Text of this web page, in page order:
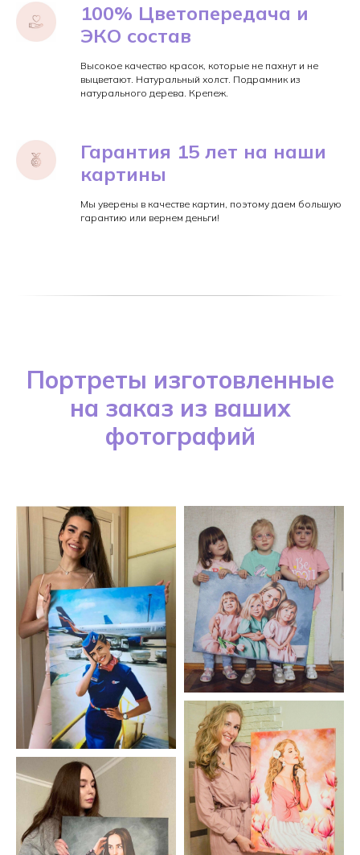
100% Цветопередача и
ЭКО состав
Высокое качество красок, которые не пахнут и не
выцветают. Натуральный холст. Подрамник из
натурального дерева. Крепеж.
Гарантия 15 лет на наши
картины
Мы уверены в качестве картин, поэтому даем большую
гарантию или вернем деньги!
Портреты изготовленные
на заказ из ваших
фотографий